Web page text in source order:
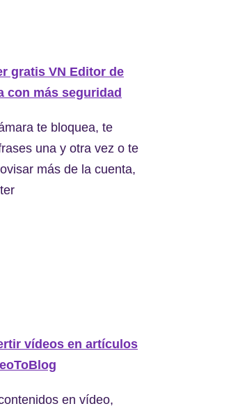
gratis VN Editor de
con más seguridad
te bloquea, te
una y otra vez o te
más de la cuenta,
vídeos en artículos
en vídeo,